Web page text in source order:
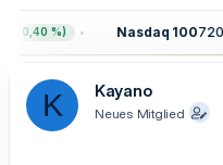
r
m
%) Nasdaq 100
K Kayano
Neues Mitglied